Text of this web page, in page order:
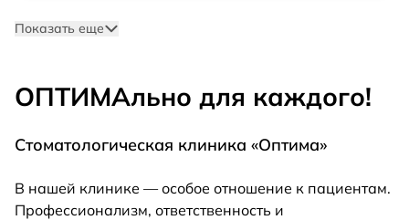
Показать еще
ОПТИМАльно для каждого!
Стоматологическая клиника «Оптима»
В нашей клинике — особое отношение к пациентам.
Профессионализм, ответственность и